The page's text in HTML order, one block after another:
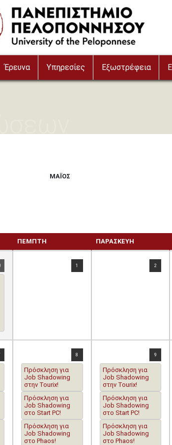
Έρευνα Υπηρεσίες Εξωστρέφεια
ΜΆΙΟΣ
ΠΈΜΠΤΗ ΠΑΡΑΣΚΕΥΉ
1 2
8
Πρόσκληση για
Job Shadowing
στην Tourix!
Πρόσκληση για
Job Shadowing
στο Start PC!
Πρόσκληση για
Job Shadowing
στο Phaos!
9
Πρόσκληση για
Job Shadowing
στην Tourix!
Πρόσκληση για
Job Shadowing
στο Start PC!
Πρόσκληση για
Job Shadowing
στο Phaos!